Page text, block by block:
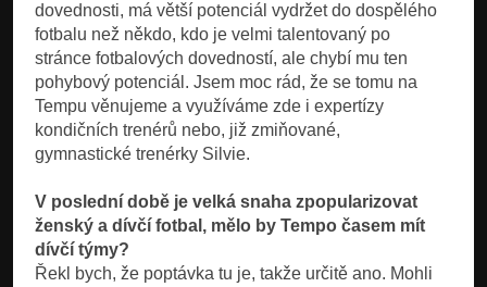
dovednosti, má větší potenciál vydržet do dospělého
fotbalu než někdo, kdo je velmi talentovaný po
stránce fotbalových dovedností, ale chybí mu ten
pohybový potenciál. Jsem moc rád, že se tomu na
Tempu věnujeme a využíváme zde i expertízy
kondičních trenérů nebo, již zmiňované,
gymnastické trenérky Silvie.
V poslední době je velká snaha zpopularizovat
ženský a dívčí fotbal, mělo by Tempo časem mít
dívčí týmy?
Řekl bych, že poptávka tu je, takže určitě ano. Mohli